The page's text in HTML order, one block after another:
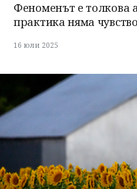
Феноменът е толкова
практика няма
16 юли 2025